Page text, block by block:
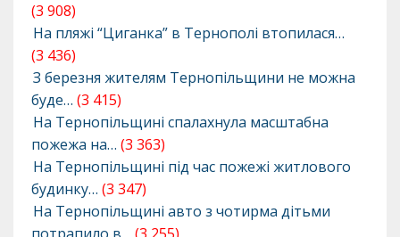
(3 908)
На пляжі “Циганка” в Тернополі втопилася…
(3 436)
З березня жителям Тернопільщини не можна
буде… (3 415)
На Тернопільщині спалахнула масштабна
пожежа на… (3 363)
На Тернопільщині під час пожежі житлового
будинку… (3 347)
На Тернопільщині авто з чотирма дітьми